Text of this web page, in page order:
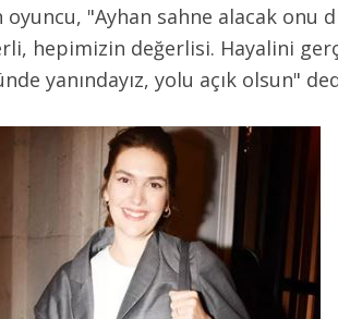
oyuncu, "Ayhan sahne alacak onu
hepimizin değerlisi. Hayalini
yanındayız, yolu açık olsun"